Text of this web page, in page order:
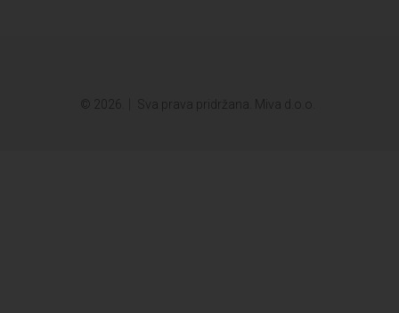
© 2026. Sva prava pridržana. Miva d.o.o.